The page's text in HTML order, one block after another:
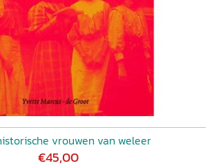
vrouwen van weleer
€45,00